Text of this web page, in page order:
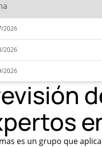
2026
2026
2026
es un grupo que